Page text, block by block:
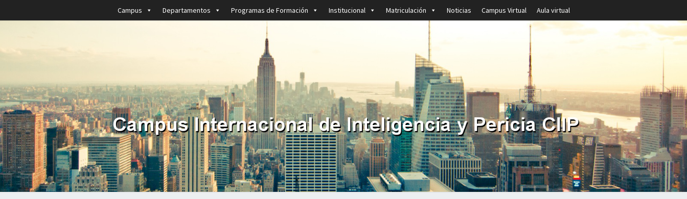
Campus Departamentos Programas de Formación Institucional Matriculación Noticias Campus Virtual Aula virtual